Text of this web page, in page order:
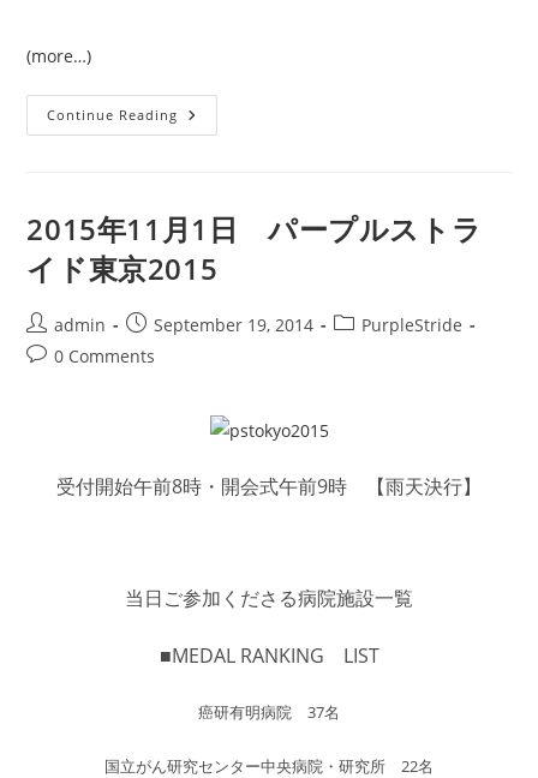
(more…)
Continue Reading パ
ー
ラ
イ
ド
名
古
2015
2015年11月1日 パープルストラ
イド東京2015
Post
author:
admin
Post
published:
September 19, 2014
PostPurpleStride
Post0 Comments
受付開始午前8時・開会式午前9時 【雨天決行】
当日ご参加くださる病院施設一覧
■MEDAL RANKING LIST
癌研有明病院 37名
国立がん研究センター中央病院・研究所 22名